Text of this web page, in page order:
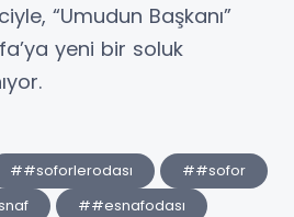
“Umudun Başkanı”
yeni bir soluk
##soforlerodası
##sofor
##esnafodası